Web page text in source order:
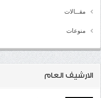
مقــالات
منوعات
الارشيف العام